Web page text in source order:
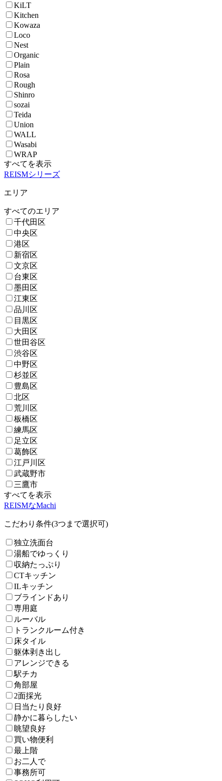
KiLT
Kitchen
Kowaza
Loco
Nest
Organic
Plain
Rosa
Rough
Shinro
sozai
Teida
Union
WALL
Wasabi
WRAP
すべてを表示
REISMシリーズ
エリア
すべてのエリア
千代田区
中央区
港区
新宿区
文京区
台東区
墨田区
江東区
品川区
目黒区
大田区
世田谷区
渋谷区
中野区
杉並区
豊島区
北区
荒川区
板橋区
練馬区
足立区
葛飾区
江戸川区
武蔵野市
三鷹市
すべてを表示
REISMなMachi
こだわり条件(3つまで選択可)
独立洗面台
湯船でゆっくり
収納たっぷり
CTキッチン
ILキッチン
ブラインドあり
専用庭
ルーバル
トランクルーム付き
床タイル
躯体剥き出し
アレンジできる
駅チカ
角部屋
2面採光
日当たり良好
静かに暮らしたい
眺望良好
買い物便利
最上階
お二人で
事務所可